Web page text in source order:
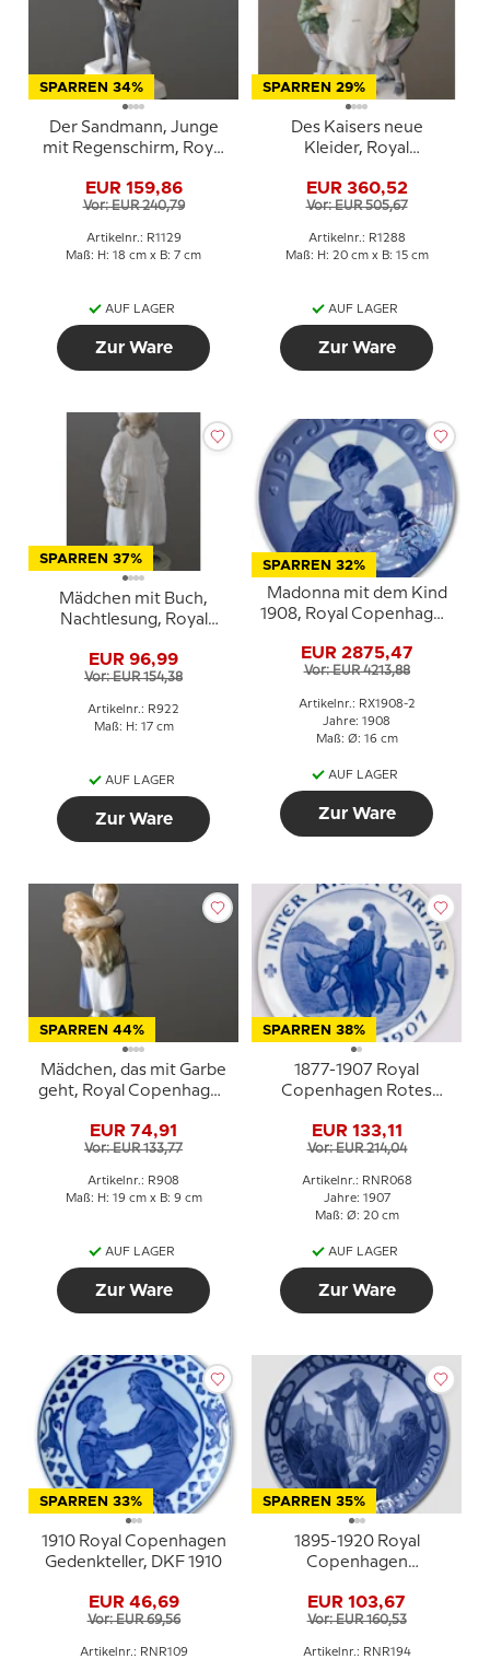
SPARREN 34%
Der Sandmann, Junge
mit Regenschirm, Royal
1129
EUR 159,86
Vor: EUR 240,79
Artikelnr.: R1129
Maß: H: 18 cm x B: 7 cm
AUF LAGER
Zur Ware
SPARREN 29%
Des Kaisers neue
Kleider, Royal
1288
EUR 360,52
Vor: EUR 505,67
Artikelnr.: R1288
Maß: H: 20 cm x B: 15 cm
AUF LAGER
Zur Ware
SPARREN 37%
Mädchen mit Buch,
Nachtlesung, Royal
922
EUR 96,99
Vor: EUR 154,38
Artikelnr.: R922
Maß: H: 17 cm
AUF LAGER
Zur Ware
SPARREN 32%
Madonna mit dem Kind
1908, Royal Copenhagen
(bild sehen)
EUR 2875,47
Vor: EUR 4213,88
Artikelnr.: RX1908-2
Jahre: 1908
Maß: Ø: 16 cm
AUF LAGER
Zur Ware
SPARREN 44%
Mädchen, das mit Garbe
geht, Royal Copenhagen
EUR 74,91
Vor: EUR 133,77
Artikelnr.: R908
Maß: H: 19 cm x B: 9 cm
AUF LAGER
Zur Ware
SPARREN 38%
1877-1907 Royal
Copenhagen Rotes
INTER ARMA CARITA
EUR 133,11
Vor: EUR 214,04
Artikelnr.: RNR068
Jahre: 1907
Maß: Ø: 20 cm
AUF LAGER
Zur Ware
SPARREN 33%
1910 Royal Copenhagen
Gedenkteller, DKF 1910
EUR 46,69
Vor: EUR 69,56
Artikelnr.: RNR109
SPARREN 35%
1895-1920 Royal
Copenhagen
Teller, ANSGAR 1895 - 11
OKTOBER -1920
EUR 103,67
Vor: EUR 160,53
Artikelnr.: RNR194